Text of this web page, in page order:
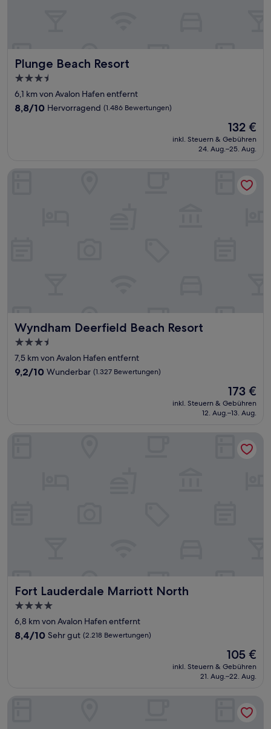
Plunge Beach Resort
Plunge Beach Resort
3.5-
Sterne-
Unterkunft
6,1 km von Avalon Hafen entfernt
8.8
8,8/10 Hervorragend (1.486 Bewertungen)
Der
Preis
beträgt
132 €
inkl. Steuern & Gebühren
24. Aug.–25. Aug.
Wyndham Deerfield Beach Resort
Wyndham Deerfield Beach Resort
3.5-
Sterne-
Unterkunft
7,5 km von Avalon Hafen entfernt
9.2
9,2/10 Wunderbar (1.327 Bewertungen)
Der
Preis
beträgt
173 €
inkl. Steuern & Gebühren
12. Aug.–13. Aug.
Fort Lauderdale Marriott North
Fort Lauderdale Marriott North
4.0-
Sterne-
Unterkunft
6,8 km von Avalon Hafen entfernt
8.4
Bewertungen)
8,4/10 Sehr gut (2.218 Bewertungen)
Der
Preis
beträgt
105 €
inkl. Steuern & Gebühren
21. Aug.–22. Aug.
Fort Lauderdale Marriott North